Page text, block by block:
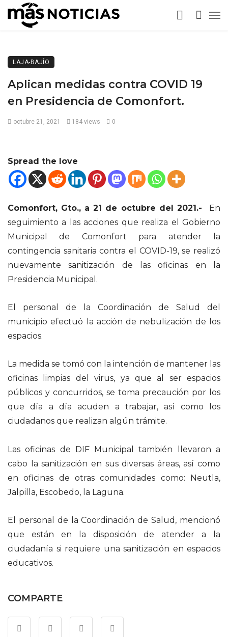
LAJA-BAJÍO
Aplican medidas contra COVID 19
en Presidencia de Comonfort.
octubre 21, 2021 184 views 0
Spread the love
Comonfort, Gto., a 21 de octubre del 2021.- En
seguimiento a las acciones que realiza el Gobierno
Municipal de Comonfort para atender la
contingencia sanitaria contra el COVID-19, se realizó
nuevamente sanitización de las oficinas en la
Presidencia Municipal.
El personal de la Coordinación de Salud del
municipio efectuó la acción de nebulización de los
espacios.
La medida se tomó con la intención de mantener las
oficinas limpias del virus, ya que al ser espacios
públicos y concurridos, se toma precaución por los
que día a día acuden a trabajar, así como los
ciudadanos que realizan algún trámite.
Las oficinas de DIF Municipal también llevaron a
cabo la sanitización en sus diversas áreas, así como
en oficinas de otras comunidades como: Neutla,
Jalpilla, Escobedo, la Laguna.
El personal de la Coordinación de Salud, mencionó
que están en la disposición de atender a la
ciudadanía si requiere una sanitización en espacios
educativos.
COMPARTE